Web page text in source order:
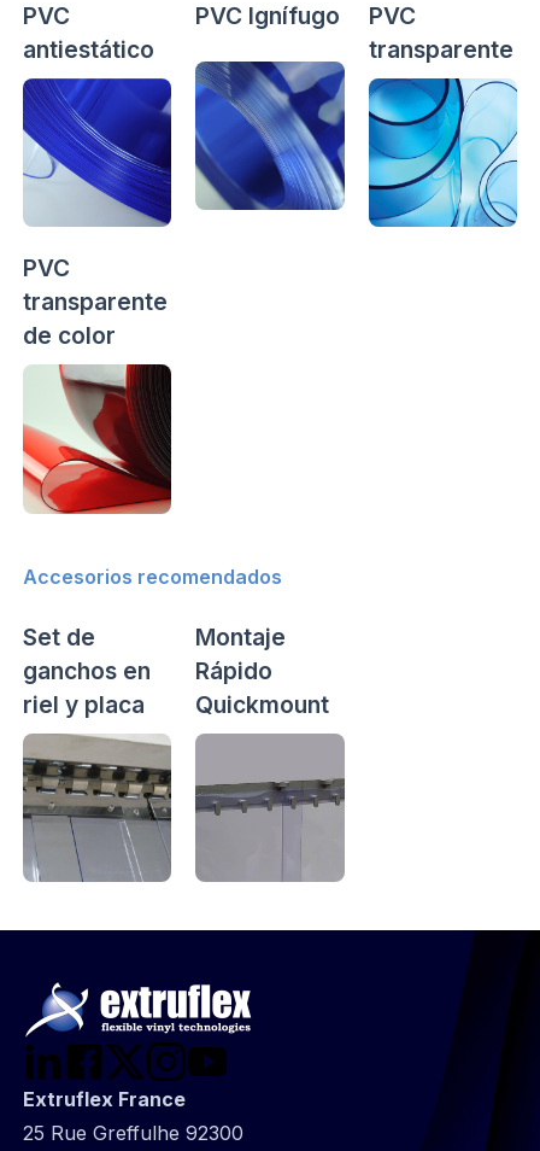
PVC
antiestático
PVC Ignífugo
PVC
transparente
PVC
transparente
de color
Accesorios recomendados
Set de
ganchos en
riel y placa
Montaje
Rápido
Quickmount
Extruflex France
25 Rue Greffulhe 92300